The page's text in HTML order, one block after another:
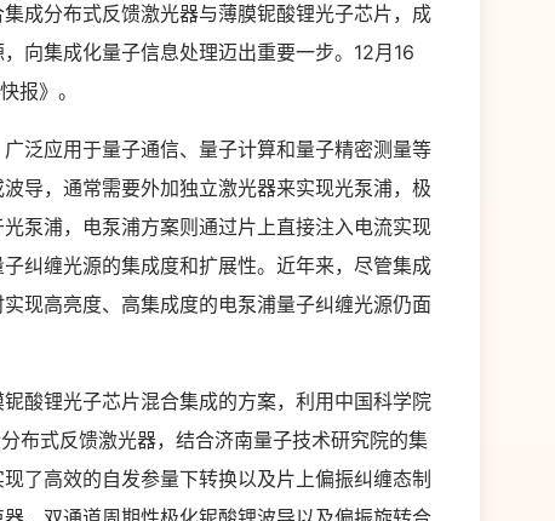
成分布式反馈激光器与薄膜铌酸锂光子芯片，成
向集成化量子信息处理迈出重要一步。12月16
报》。
应用于量子通信、量子计算和量子精密测量等
导，通常需要外加独立激光器来实现光泵浦，极
泵浦，电泵浦方案则通过片上直接注入电流实现
纠缠光源的集成度和扩展性。近年来，尽管集成
现高亮度、高集成度的电泵浦量子纠缠光源仍面
锂光子芯片混合集成的方案，利用中国科学院
布式反馈激光器，结合济南量子技术研究院的集
了高效的自发参量下转换以及片上偏振纠缠态制